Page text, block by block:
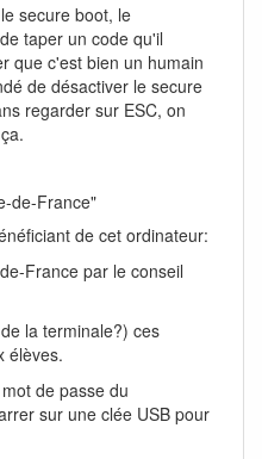
secure boot, le
taper un code qu'il
que c'est bien un humain
de désactiver le secure
regarder sur ESC, on
de-France"
de cet ordinateur:
France par le conseil
la terminale?) ces
élèves.
de passe du
sur une clée USB pour